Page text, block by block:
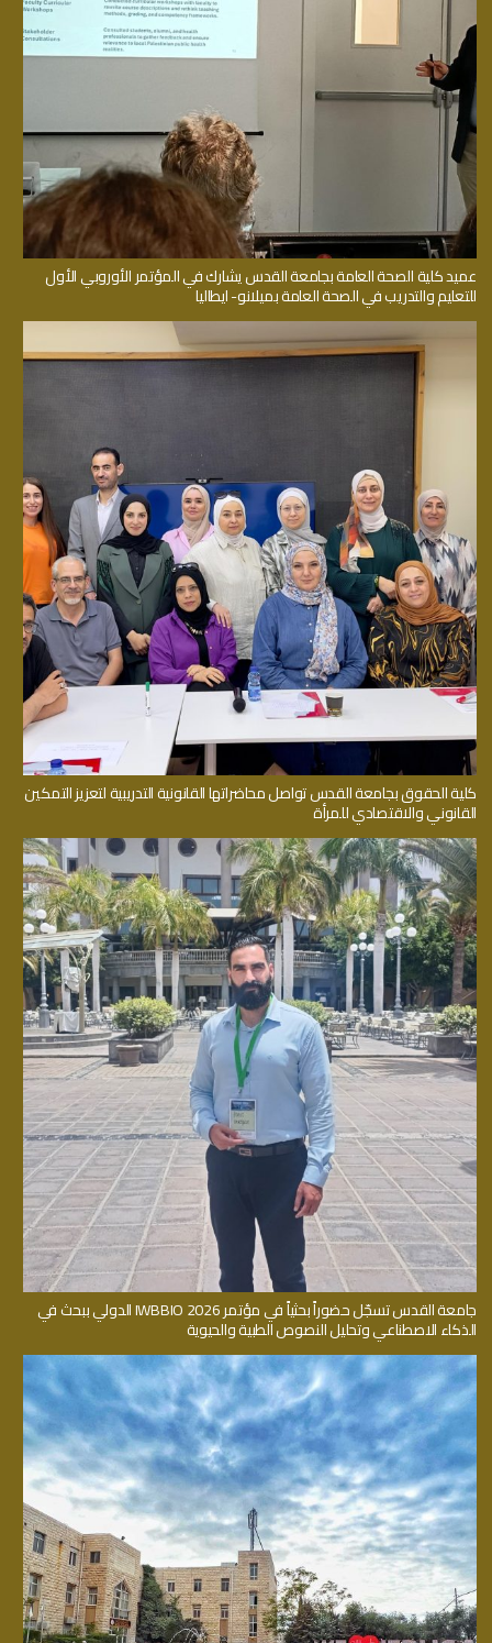
عميد كلية الصحة العامة بجامعة القدس يشارك في المؤتمر الأوروبي الأول
للتعليم والتدريب في الصحة العامة بميلانو- ايطاليا
كلية الحقوق بجامعة القدس تواصل محاضراتها القانونية التدريبية لتعزيز التمكين
القانوني والاقتصادي للمرأة
جامعة القدس تسجّل حضوراً بحثياً في مؤتمر IWBBIO 2026 الدولي ببحث في
الذكاء الاصطناعي وتحليل النصوص الطبية والحيوية